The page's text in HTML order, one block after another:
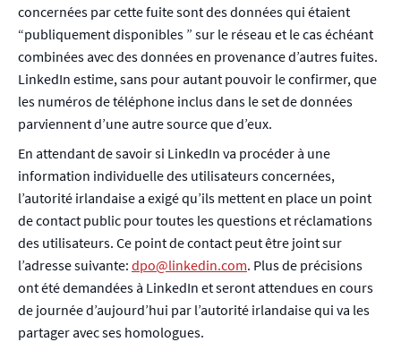
concernées par cette fuite sont des données qui étaient
“publiquement disponibles ” sur le réseau et le cas échéant
combinées avec des données en provenance d’autres fuites.
LinkedIn estime, sans pour autant pouvoir le confirmer, que
les numéros de téléphone inclus dans le set de données
parviennent d’une autre source que d’eux.
En attendant de savoir si LinkedIn va procéder à une
information individuelle des utilisateurs concernées,
l’autorité irlandaise a exigé qu’ils mettent en place un point
de contact public pour toutes les questions et réclamations
des utilisateurs. Ce point de contact peut être joint sur
l’adresse suivante: dpo@linkedin.com. Plus de précisions
ont été demandées à LinkedIn et seront attendues en cours
de journée d’aujourd’hui par l’autorité irlandaise qui va les
partager avec ses homologues.